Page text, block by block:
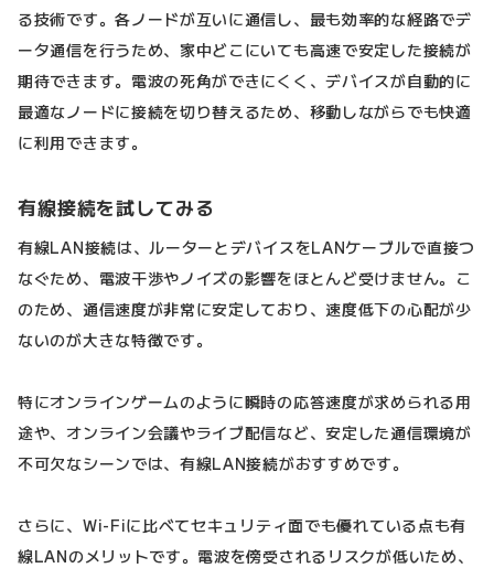
る技術です。各ノードが互いに通信し、最も効率的な経路でデ
ータ通信を行うため、家中どこにいても高速で安定した接続が
期待できます。電波の死角ができにくく、デバイスが自動的に
最適なノードに接続を切り替えるため、移動しながらでも快適
に利用できます。
有線接続を試してみる
有線LAN接続は、ルーターとデバイスをLANケーブルで直接つ
なぐため、電波干渉やノイズの影響をほとんど受けません。こ
のため、通信速度が非常に安定しており、速度低下の心配が少
ないのが大きな特徴です。
特にオンラインゲームのように瞬時の応答速度が求められる用
途や、オンライン会議やライブ配信など、安定した通信環境が
不可欠なシーンでは、有線LAN接続がおすすめです。
さらに、Wi-Fiに比べてセキュリティ面でも優れている点も有
線LANのメリットです。電波を傍受されるリスクが低いため、